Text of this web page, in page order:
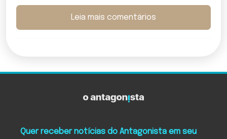
Leia mais comentários
Quer receber notícias do Antagonista em seu